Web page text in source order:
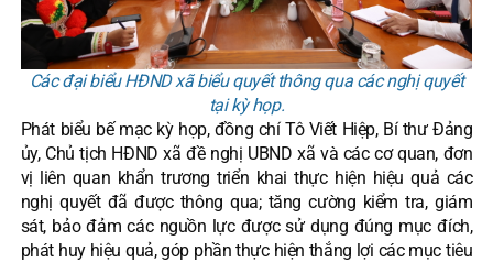
Các đại biểu HĐND xã biểu quyết thông qua các nghị quyết
tại kỳ họp.
Phát biểu bế mạc kỳ họp, đồng chí Tô Viết Hiệp, Bí thư Đảng
ủy, Chủ tịch HĐND xã đề nghị UBND xã và các cơ quan, đơn
vị liên quan khẩn trương triển khai thực hiện hiệu quả các
nghị quyết đã được thông qua; tăng cường kiểm tra, giám
sát, bảo đảm các nguồn lực được sử dụng đúng mục đích,
phát huy hiệu quả, góp phần thực hiện thắng lợi các mục tiêu